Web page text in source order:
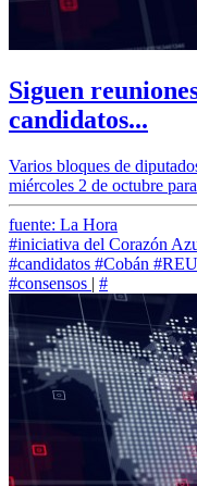
Siguen
candidatos...
Varios bloques de
miércoles 2 de octubre
fuente: La Hora
#iniciativa del Corazón
#candidatos #Cobán
#consensos | #